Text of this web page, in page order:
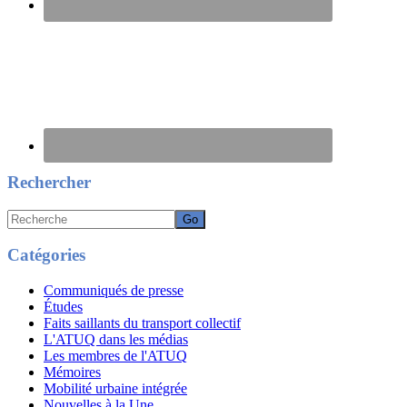
Rechercher
Recherche
Catégories
Communiqués de presse
Études
Faits saillants du transport collectif
L'ATUQ dans les médias
Les membres de l'ATUQ
Mémoires
Mobilité urbaine intégrée